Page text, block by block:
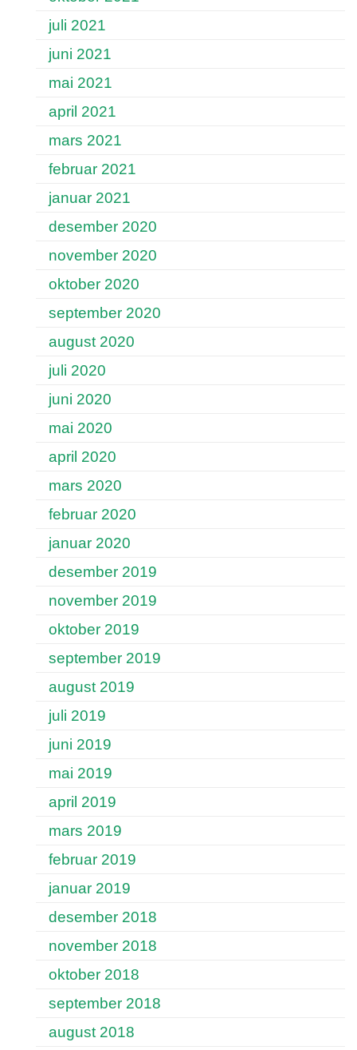
juli 2021
juni 2021
mai 2021
april 2021
mars 2021
februar 2021
januar 2021
desember 2020
november 2020
oktober 2020
september 2020
august 2020
juli 2020
juni 2020
mai 2020
april 2020
mars 2020
februar 2020
januar 2020
desember 2019
november 2019
oktober 2019
september 2019
august 2019
juli 2019
juni 2019
mai 2019
april 2019
mars 2019
februar 2019
januar 2019
desember 2018
november 2018
oktober 2018
september 2018
august 2018